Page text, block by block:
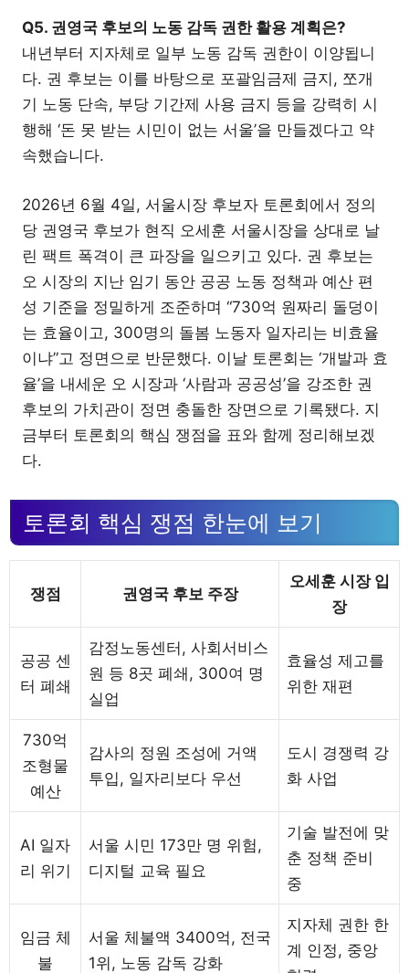
Q5. 권영국 후보의 노동 감독 권한 활용 계획은?
내년부터 지자체로 일부 노동 감독 권한이 이양됩니
다. 권 후보는 이를 바탕으로 포괄임금제 금지, 쪼개
기 노동 단속, 부당 기간제 사용 금지 등을 강력히 시
행해 ‘돈 못 받는 시민이 없는 서울’을 만들겠다고 약
속했습니다.
2026년 6월 4일, 서울시장 후보자 토론회에서 정의
당 권영국 후보가 현직 오세훈 서울시장을 상대로 날
린 팩트 폭격이 큰 파장을 일으키고 있다. 권 후보는
오 시장의 지난 임기 동안 공공 노동 정책과 예산 편
성 기준을 정밀하게 조준하며 “730억 원짜리 돌덩이
는 효율이고, 300명의 돌봄 노동자 일자리는 비효율
이냐”고 정면으로 반문했다. 이날 토론회는 ‘개발과 효
율’을 내세운 오 시장과 ‘사람과 공공성’을 강조한 권
후보의 가치관이 정면 충돌한 장면으로 기록됐다. 지
금부터 토론회의 핵심 쟁점을 표와 함께 정리해보겠
다.
토론회 핵심 쟁점 한눈에 보기
쟁점 권영국 후보 주장
오세훈 시장 입
장
공공 센
터 폐쇄
감정노동센터, 사회서비스
원 등 8곳 폐쇄, 300여 명
실업
효율성 제고를
위한 재편
730억
조형물
예산
감사의 정원 조성에 거액
투입, 일자리보다 우선
도시 경쟁력 강
화 사업
AI 일자
리 위기
서울 시민 173만 명 위험,
디지털 교육 필요
기술 발전에 맞
춘 정책 준비
중
임금 체
불
서울 체불액 3400억, 전국
1위, 노동 감독 강화
지자체 권한 한
계 인정, 중앙